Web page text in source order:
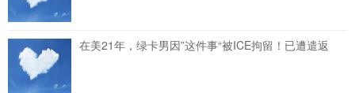
在美21年，绿卡男因”这件事“被ICE拘留！已遭遣返